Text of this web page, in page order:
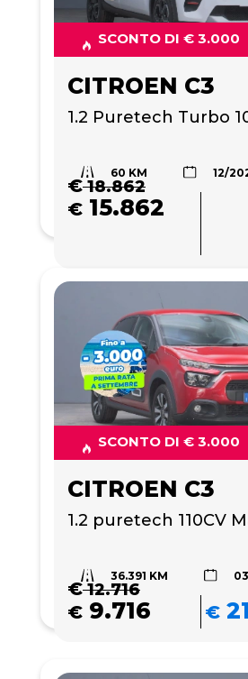
SCONTO DI € 3.000
CITROEN C3
1.2 Puretech Turbo
60 KM 12/
€18.862
€ 15.862
SCONTO DI € 3.000
CITROEN C3
1.2 puretech 110CV
36.391 KM
€12.716
€ 9.716 €